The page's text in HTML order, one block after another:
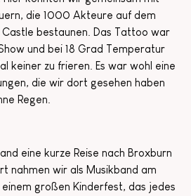
die 1000 Akteure auf dem
bestaunen. Das Tattoo war
und bei 18 Grad Temperatur
keiner zu frieren. Es war wohl eine
die wir dort gesehen haben
Regen.
eine kurze Reise nach Broxburn
nahmen wir als Musikband am
großen Kinderfest, das jedes